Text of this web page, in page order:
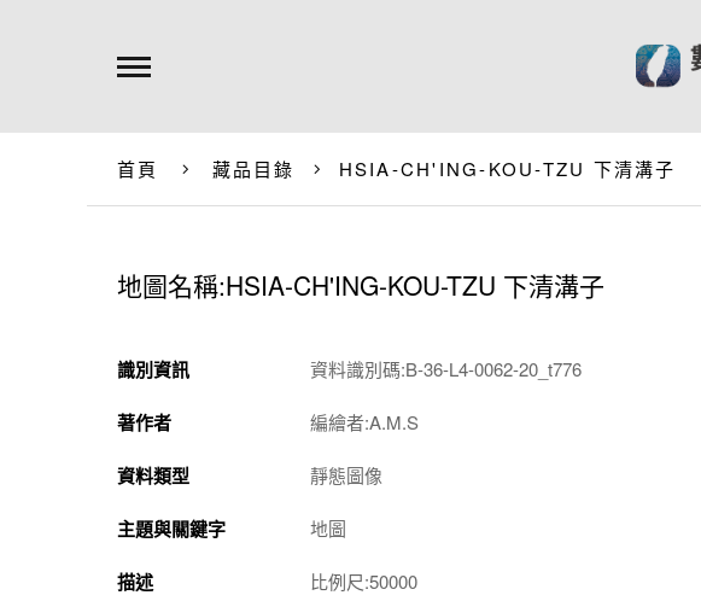
首頁 藏品目錄 HSIA-CH'ING-KOU-TZU 下清溝子
地圖名稱:HSIA-CH'ING-KOU-TZU 下清溝子
識別資訊 資料識別碼:B-36-L4-0062-20_t776
著作者 編繪者:A.M.S
資料類型 靜態圖像
主題與關鍵字 地圖
描述 比例尺:50000